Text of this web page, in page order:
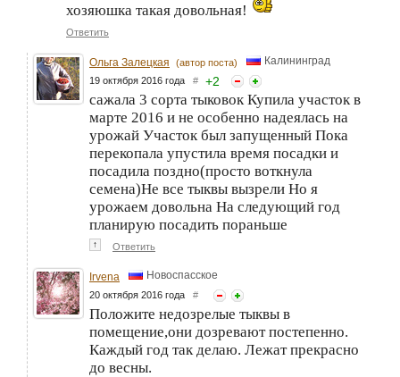
хозяюшка такая довольная!
Ответить
Ольга Залецкая (автор поста) Калининград
19 октября 2016 года # +2
сажала 3 сорта тыковок Купила участок в
марте 2016 и не особенно надеялась на
урожай Участок был запущенный Пока
перекопала упустила время посадки и
посадила поздно(просто воткнула
семена)Не все тыквы вызрели Но я
урожаем довольна На следующий год
планирую посадить пораньше
↑ Ответить
Irvena Новоспасское
20 октября 2016 года #
Положите недозрелые тыквы в
помещение,они дозревают постепенно.
Каждый год так делаю. Лежат прекрасно
до весны.